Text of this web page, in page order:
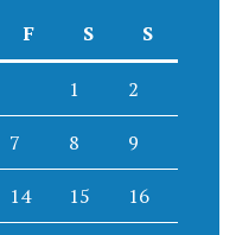
F S S
1 2
7 8 9
14 15 16